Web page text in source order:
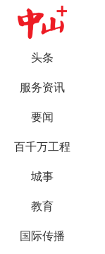
头条
服务资讯
要闻
百千万工程
城事
教育
国际传播